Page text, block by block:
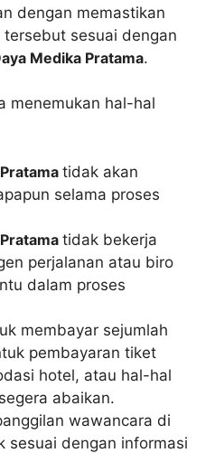
dengan memastikan
sesuai dengan
Medika Pratama.
menemukan hal-hal
tidak akan
selama proses
tidak bekerja
perjalanan atau biro
dalam proses
membayar sejumlah
pembayaran tiket
hotel, atau hal-hal
abaikan.
wawancara di
sesuai dengan informasi